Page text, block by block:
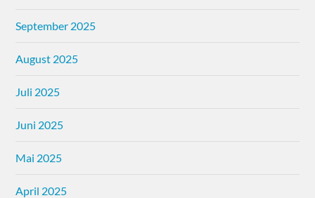
September 2025
August 2025
Juli 2025
Juni 2025
Mai 2025
April 2025